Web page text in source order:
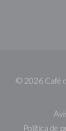
© 2026 Café
Política de